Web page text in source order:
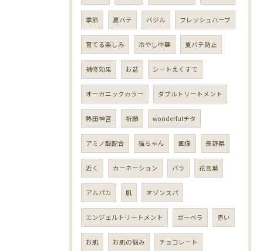
季節 夏バテ バジル フレッシュハーブ
育てる楽しみ 冷やし中華 夏バテ防止
補修効果 お盆 シートえくすて
オーガニックカラー ダブルトリートメント
熱田神宮 祈願 wonderfulチタ
アミノ酸配合 猫ちゃん 画像 長野県
近く カーネーション バラ 花言葉
アルパカ 肌 オゾンスパ
エンジェルトリートメント ガーベラ 赤い
お肌 お肌の悩み チョコレート